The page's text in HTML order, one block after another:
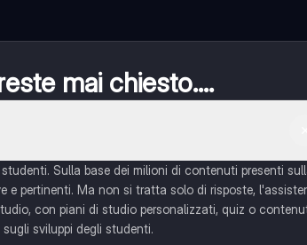
mai chiesto....
Sulla base dei milioni di contenuti presenti
e pertinenti. Ma non si tratta solo di risposte,
con piani di studio personalizzati, quiz o
sviluppi degli studenti.